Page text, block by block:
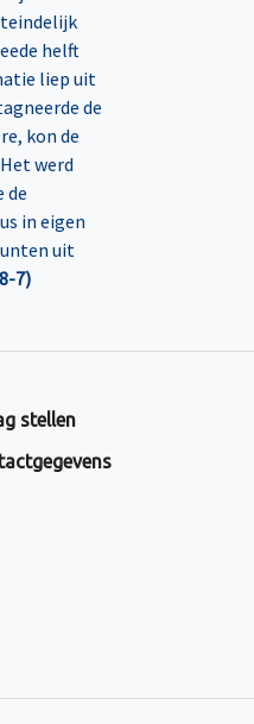
helft
liep uit
de
kon de
werd
de
in eigen
uit
7)
stellen